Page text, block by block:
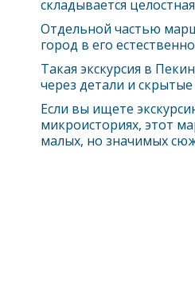
складывается
Отдельной частью
город в его
Такая экскурсия в Пекин
через детали и
Если вы ищете
микроисториях, этот
малых, но значимых